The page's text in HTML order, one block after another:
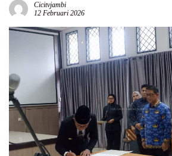
Cicitvjambi
12 Februari 2026